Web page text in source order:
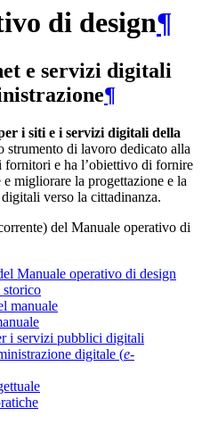
di design¶
e servizi digitali
¶
i siti e i servizi digitali della
strumento di lavoro dedicato alla
e ha l’obiettivo di fornire
migliorare la progettazione e la
verso la cittadinanza.
del Manuale operativo di
Manuale operativo di design
storico
manuale
i servizi pubblici digitali
digitale (e-